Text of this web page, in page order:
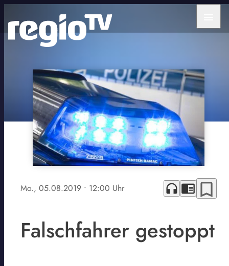
Mo., 05.08.2019 • 12:00 Uhr headphones chrome_reader_mode bookmark_border
Falschfahrer gestoppt